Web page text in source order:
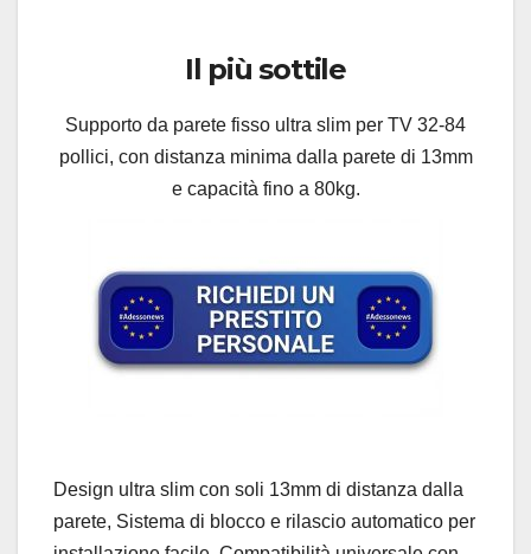
Il più sottile
Supporto da parete fisso ultra slim per TV 32-84
pollici, con distanza minima dalla parete di 13mm
e capacità fino a 80kg.
Design ultra slim con soli 13mm di distanza dalla
parete, Sistema di blocco e rilascio automatico per